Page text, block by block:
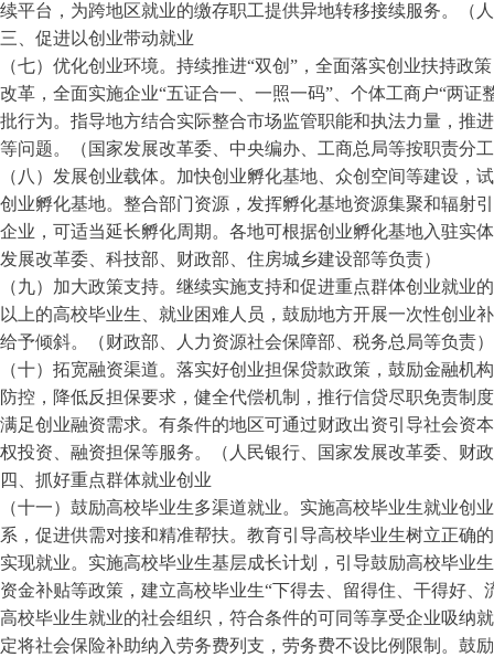
续平台，为跨地区就业的缴存职工提供异地转移接续服务。（
三、促进以创业带动就业
（七）优化创业环境。持续推进“双创”，全面落实创业扶持政
改革，全面实施企业“五证合一、一照一码”、个体工商户“两
批行为。指导地方结合实际整合市场监管职能和执法力量，推
等问题。（国家发展改革委、中央编办、工商总局等按职责分
（八）发展创业载体。加快创业孵化基地、众创空间等建设
创业孵化基地。整合部门资源，发挥孵化基地资源集聚和辐射
企业，可适当延长孵化周期。各地可根据创业孵化基地入驻实
发展改革委、科技部、财政部、住房城乡建设部等负责）
（九）加大政策支持。继续实施支持和促进重点群体创业就
以上的高校毕业生、就业困难人员，鼓励地方开展一次性创业
给予倾斜。（财政部、人力资源社会保障部、税务总局等负责）
（十）拓宽融资渠道。落实好创业担保贷款政策，鼓励金融
防控，降低反担保要求，健全代偿机制，推行信贷尽职免责制
满足创业融资需求。有条件的地区可通过财政出资引导社会资
权投资、融资担保等服务。（人民银行、国家发展改革委、财
四、抓好重点群体就业创业
（十一）鼓励高校毕业生多渠道就业。实施高校毕业生就业
系，促进供需对接和精准帮扶。教育引导高校毕业生树立正确
实现就业。实施高校毕业生基层成长计划，引导鼓励高校毕业
资金补贴等政策，建立高校毕业生“下得去、留得住、干得好、
高校毕业生就业的社会组织，符合条件的可同等享受企业吸纳
定将社会保险补助纳入劳务费列支，劳务费不设比例限制。鼓